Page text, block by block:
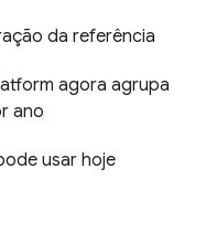
da referência
agora agrupa
ano
usar hoje